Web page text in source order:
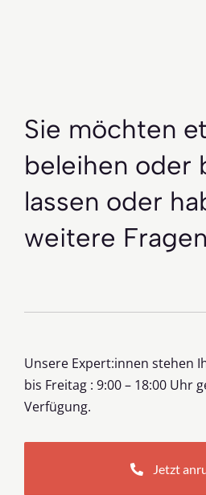
Sie möchten
beleihen oder
lassen oder
weitere
Unsere Expert:innen stehen
bis Freitag : 9:00 – 18:00 Uhr
Verfügung.
Jetzt